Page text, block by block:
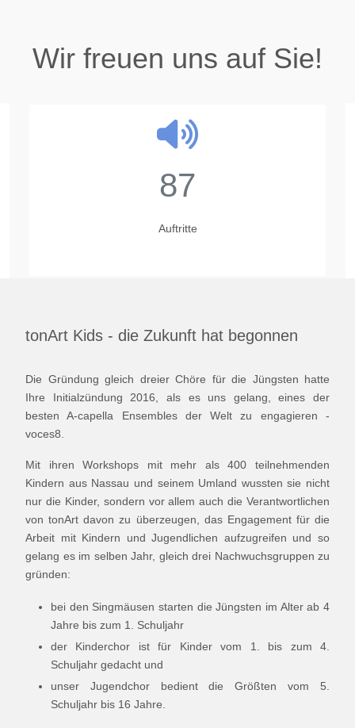
Wir freuen uns auf Sie!
87
Auftritte
tonArt Kids - die Zukunft hat begonnen
Die Gründung gleich dreier Chöre für die Jüngsten hatte
Ihre Initialzündung 2016, als es uns gelang, eines der
besten A-capella Ensembles der Welt zu engagieren -
voces8.
Mit ihren Workshops mit mehr als 400 teilnehmenden
Kindern aus Nassau und seinem Umland wussten sie nicht
nur die Kinder, sondern vor allem auch die Verantwortlichen
von tonArt davon zu überzeugen, das Engagement für die
Arbeit mit Kindern und Jugendlichen aufzugreifen und so
gelang es im selben Jahr, gleich drei Nachwuchsgruppen zu
gründen:
bei den Singmäusen starten die Jüngsten im Alter ab 4
Jahre bis zum 1. Schuljahr
der Kinderchor ist für Kinder vom 1. bis zum 4.
Schuljahr gedacht und
unser Jugendchor bedient die Größten vom 5.
Schuljahr bis 16 Jahre.